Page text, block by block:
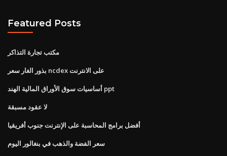
Featured Posts
مكتب تجارة التذاكر
بذور الغار سعر ncdex على الانترنت
أساسيات سوق الأوراق المالية الهند ppt
لا عقود مسبقة
أفضل برامج المحاسبة على الإنترنت جنوب أفريقيا
سعر الفضة والذهب في بنغالور اليوم